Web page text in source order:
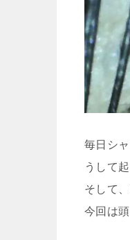
毎日シ
うして
そして
今回は